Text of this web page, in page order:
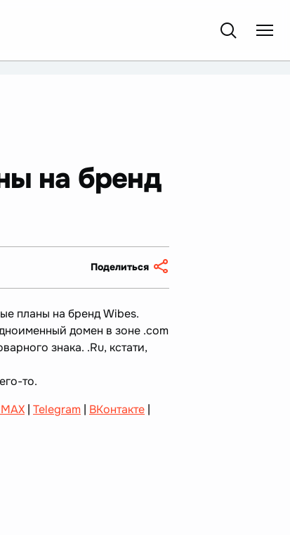
на бренд
Поделиться
планы на бренд Wibes.
домен в зоне .com
знака. .Ru, кстати,
то.
| Telegram | ВКонтакте |